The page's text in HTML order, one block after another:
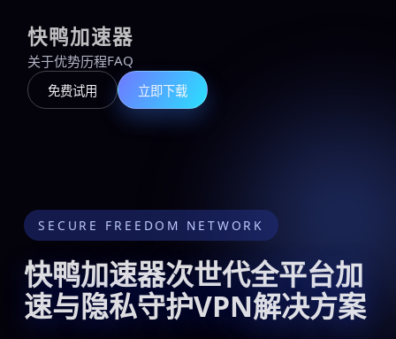
快鸭加速器
关于优势历程FAQ
免费试用 立即下载
SECURE FREEDOM NETWORK
快鸭加速器次世代全平台加
速与隐私守护VPN解决方案